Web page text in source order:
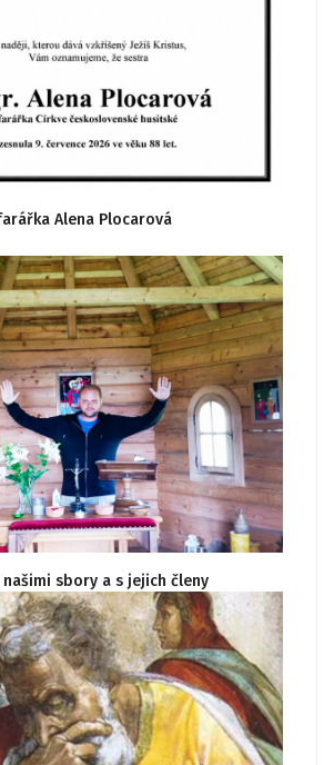
Alena Plocarová
našimi sbory a s jejich členy